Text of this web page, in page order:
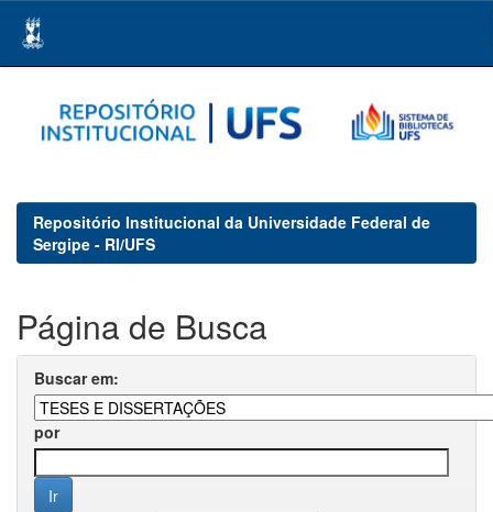
navigation
Repositório Institucional da Universidade Federal de
Sergipe - RI/UFS
Página de Busca
Buscar em:
por